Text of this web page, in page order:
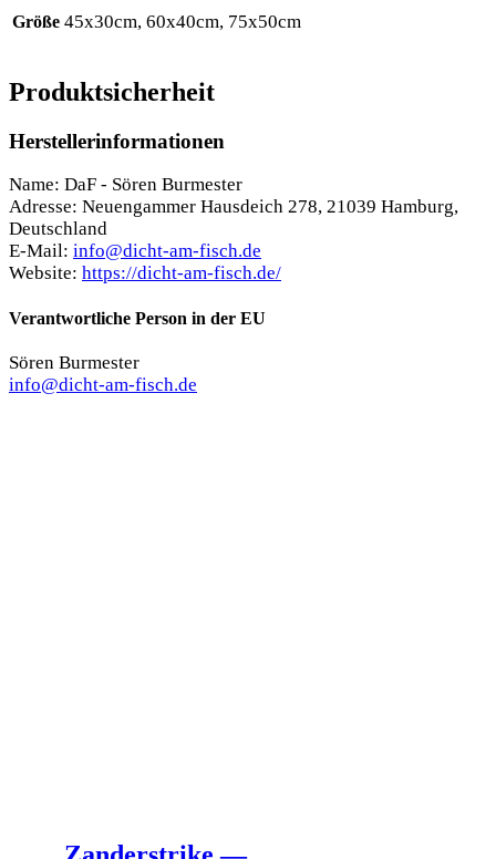
Größe 45x30cm, 60x40cm, 75x50cm
Produktsicherheit
Herstellerinformationen
Name: DaF - Sören Burmester
Adresse: Neuengammer Hausdeich 278, 21039 Hamburg,
Deutschland
E-Mail: info@dicht-am-fisch.de
Website: https://dicht-am-fisch.de/
Verantwortliche Person in der EU
Sören Burmester
info@dicht-am-fisch.de